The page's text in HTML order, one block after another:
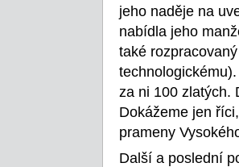
jeho naděje na
nabídla jeho
také
za ni 100 zlatých.
Dokážeme jen
prameny
Další a poslední